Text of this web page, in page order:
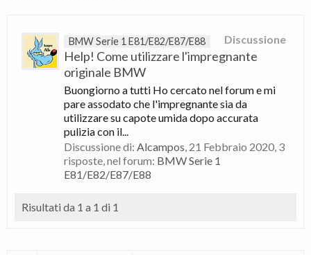
Discussione
BMW Serie 1 E81/E82/E87/E88
Help! Come utilizzare l'impregnante
originale BMW
Buongiorno a tutti Ho cercato nel forum e mi
pare assodato che l'impregnante sia da
utilizzare su capote umida dopo accurata
pulizia con il...
Discussione di: Alcampos, 21 Febbraio 2020, 3
risposte, nel forum: BMW Serie 1
E81/E82/E87/E88
Risultati da 1 a 1 di 1